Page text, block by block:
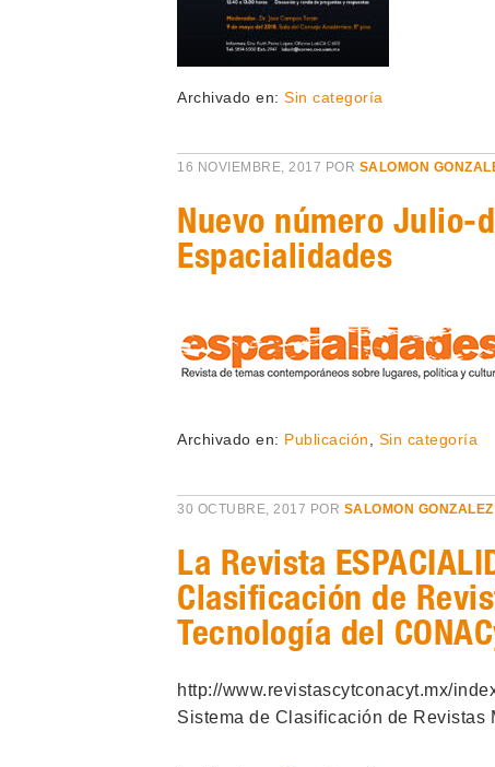
Archivado en: Sin categoría
16 NOVIEMBRE, 2017 POR SALOMON
Nuevo número Julio-
Espacialidades
Archivado en: Publicación Sin categoría
30 OCTUBRE, 2017 POR SALOMON GONZALEZ
La Revista
Clasificación de
Tecnología del
http://www.revistascytconacyt.mx/
Sistema de Clasificación de Revistas